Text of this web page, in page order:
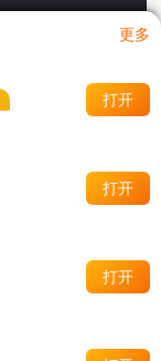
更多
打开
打开
打开